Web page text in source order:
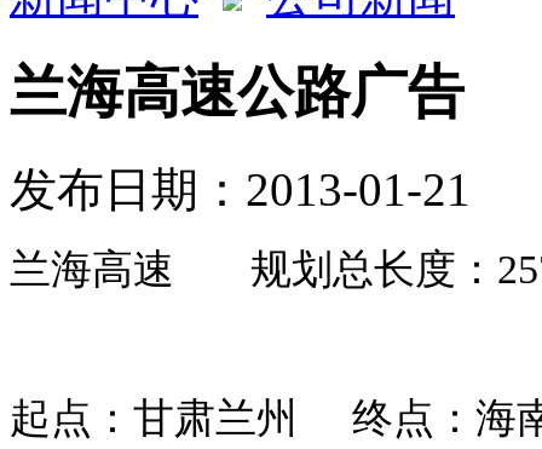
兰海高速公路广告
发布日期：2013-01-21
兰海高速 规划总长度：
起点：甘肃兰州 终点：海